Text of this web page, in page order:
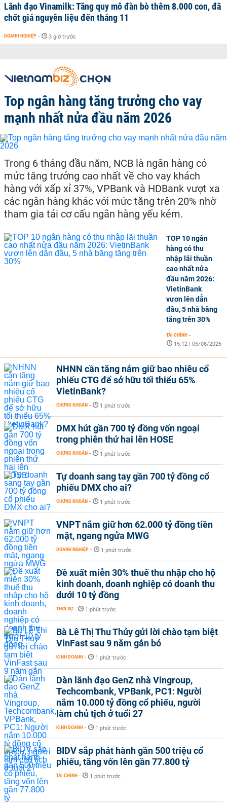
Lãnh đạo Vinamilk: Tăng quy mô đàn bò thêm 8.000 con, đã
chốt giá nguyên liệu đến tháng 11
DOANH NGHIỆP - 3 giờ trước
Top ngân hàng tăng trưởng cho vay
mạnh nhất nửa đầu năm 2026
Trong 6 tháng đầu năm, NCB là ngân hàng có
mức tăng trưởng cao nhất về cho vay khách
hàng với xấp xỉ 37%, VPBank và HDBank vượt xa
các ngân hàng khác với mức tăng trên 20% nhờ
tham gia tái cơ cấu ngân hàng yếu kém.
TOP 10 ngân
hàng có thu
nhập lãi thuần
cao nhất nửa
đầu năm 2026:
VietinBank
vươn lên dẫn
đầu, 5 nhà băng
tăng trên 30%
TÀI CHÍNH -
15:12 | 05/08/2026
NHNN cần tăng nắm giữ bao nhiêu cổ
phiếu CTG để sở hữu tối thiểu 65%
VietinBank?
CHỨNG KHOÁN - 1 phút trước
DMX hút gần 700 tỷ đồng vốn ngoại
trong phiên thứ hai lên HOSE
CHỨNG KHOÁN - 1 phút trước
Tự doanh sang tay gần 700 tỷ đồng cổ
phiếu DMX cho ai?
CHỨNG KHOÁN - 1 phút trước
VNPT nắm giữ hơn 62.000 tỷ đồng tiền
mặt, ngang ngửa MWG
DOANH NGHIỆP - 1 phút trước
Đề xuất miễn 30% thuế thu nhập cho hộ
kinh doanh, doanh nghiệp có doanh thu
dưới 10 tỷ đồng
THỜI SỰ - 1 phút trước
Bà Lê Thị Thu Thủy gửi lời chào tạm biệt
VinFast sau 9 năm gắn bó
KINH DOANH - 1 phút trước
Dàn lãnh đạo GenZ nhà Vingroup,
Techcombank, VPBank, PC1: Người
nắm 10.000 tỷ đồng cổ phiếu, người
làm chủ tịch ở tuổi 27
KINH DOANH - 1 phút trước
BIDV sắp phát hành gần 500 triệu cổ
phiếu, tăng vốn lên gần 77.800 tỷ
TÀI CHÍNH - 1 phút trước